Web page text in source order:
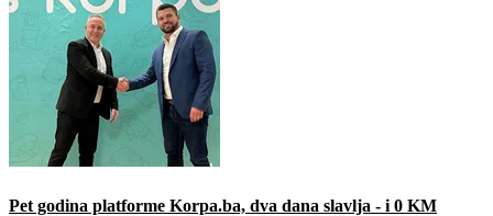
Pet godina platforme Korpa.ba, dva dana slavlja - i 0 KM